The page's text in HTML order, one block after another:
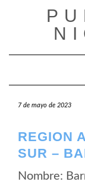
7 de mayo de 2023
REGION
SUR –
Nombre: